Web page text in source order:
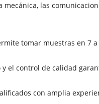
las
tomar muestras en 7 a
el control de calidad
con amplia